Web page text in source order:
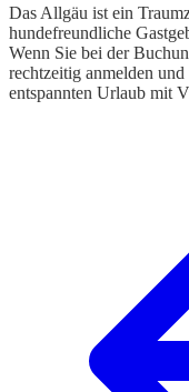
Das Allgäu ist ein
hundefreundliche
Wenn Sie bei der
rechtzeitig anmelden
entspannten Urlaub mit